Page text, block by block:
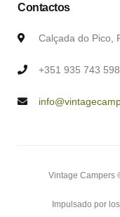
Contactos
Calçada do Pico,
+351 935 743 598
Vintage Campers
Impulsado por